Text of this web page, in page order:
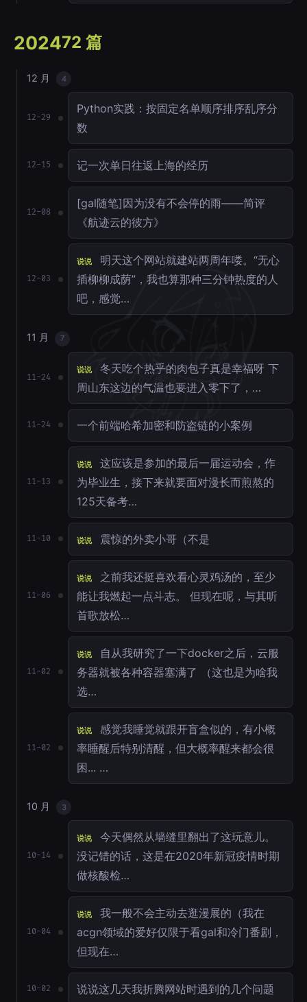
202472 篇
12 月 4
12-29
Python实践：按固定名单顺序排序乱序分
数
12-15 记一次单日往返上海的经历
12-08
[gal随笔]因为没有不会停的雨——简评
《航迹云的彼方》
12-03
说说
明天这个网站就建站两周年喽。“无心
插柳柳成荫”，我也算那种三分钟热度的人
吧，感觉…
11 月 7
11-24
说说
冬天吃个热乎的肉包子真是幸福呀 下
周山东这边的气温也要进入零下了，…
11-24 一个前端哈希加密和防盗链的小案例
11-13
说说
这应该是参加的最后一届运动会，作
为毕业生，接下来就要面对漫长而煎熬的
125天备考…
11-10 说说 震惊的外卖小哥（不是
11-06
说说
之前我还挺喜欢看心灵鸡汤的，至少
能让我燃起一点斗志。 但现在呢，与其听
首歌放松…
11-02
说说
自从我研究了一下docker之后，云服
务器就被各种容器塞满了 （这也是为啥我
选…
11-02
说说
感觉我睡觉就跟开盲盒似的，有小概
率睡醒后特别清醒，但大概率醒来都会很
困... …
10 月 3
10-14
说说
今天偶然从墙缝里翻出了这玩意儿。
没记错的话，这是在2020年新冠疫情时期
做核酸检…
10-04
说说
我一般不会主动去逛漫展的（我在
acgn领域的爱好仅限于看gal和冷门番剧，
但现在…
10-02 说说这几天我折腾网站时遇到的几个问题